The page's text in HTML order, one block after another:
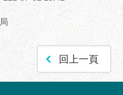
回上一頁